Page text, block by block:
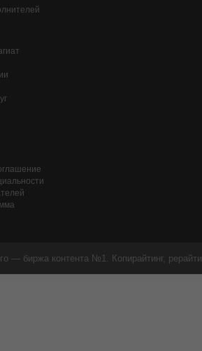
— биржа контента №1. Копирайтинг,